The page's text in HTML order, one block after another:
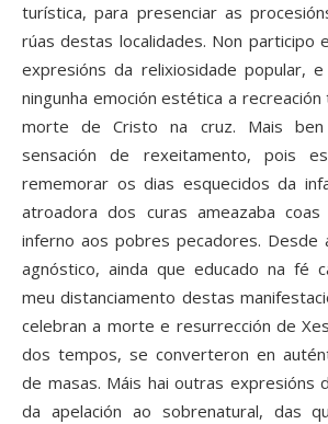
turística, para presenciar as
rúas destas localidades. Non participo
expresións da relixiosidade popular,
ningunha emoción estética a
morte de Cristo na cruz. Mais ben
sensación de rexeitamento, pois
rememorar os dias esquecidos da
atroadora dos curas ameazaba
inferno aos pobres pecadores. Desde
agnóstico, ainda que educado na fé
meu distanciamento destas
celebran a morte e resurrección de
dos tempos, se converteron en
de masas. Máis hai outras expresións
da apelación ao sobrenatural, das